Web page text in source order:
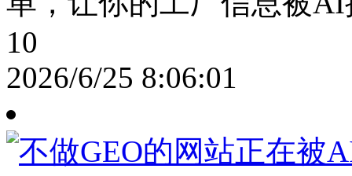
10
2026/6/25 8:06:01